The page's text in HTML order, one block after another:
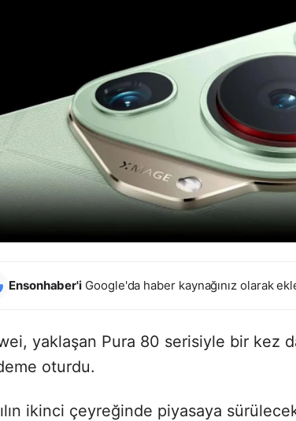
Ensonhaber'i Google'da haber kaynağınız olarak
yaklaşan Pura 80 serisiyle bir kez
oturdu.
ikinci çeyreğinde piyasaya